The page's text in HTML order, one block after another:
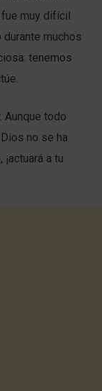
muy difícil
muchos
tenemos
Aunque todo
no se ha
a tu